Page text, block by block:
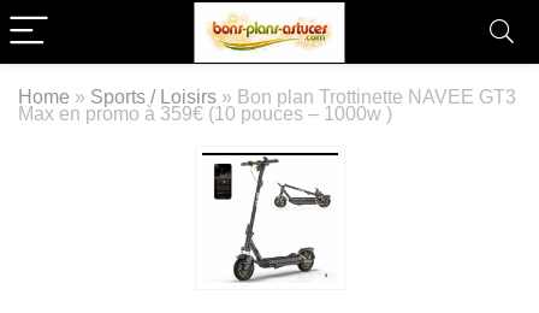
Home » Sports / Loisirs » Bon plan Trottinette NAVEE GT3
Max en promo à 359€ (10 pouces – 1000w )